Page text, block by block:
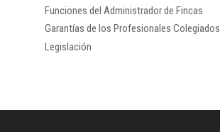
Funciones del Administrador de Fincas
Garantías de los Profesionales Colegiados
Legislación